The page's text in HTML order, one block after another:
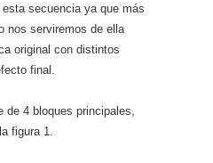
secuencia ya que más
nos serviremos de ella
original con distintos
final.
de 4 bloques principales,
figura 1.